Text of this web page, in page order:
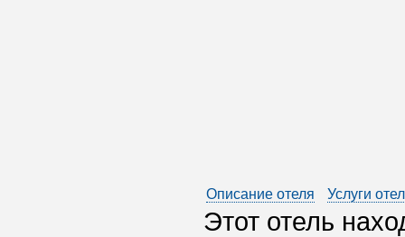
Описание отеля Услуги
Этот отель